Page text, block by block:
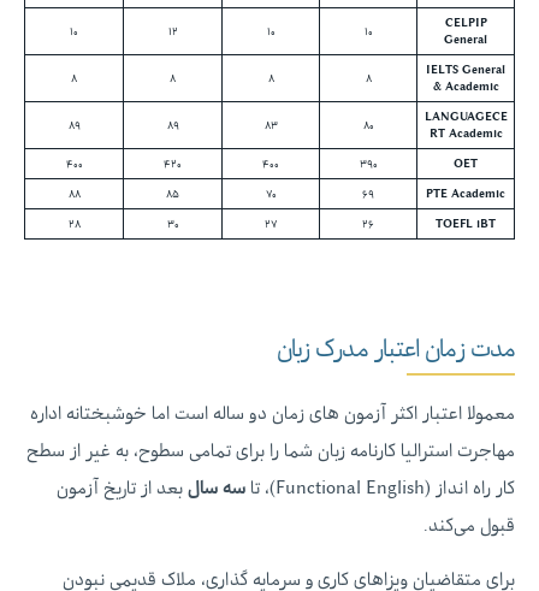
CELPIP
General
۱۰ ۱۰ ۱۲ ۱۰
IELTS General
& Academic
۸ ۸ ۸ ۸
LANGUAGECE
RT Academic
۸۰ ۸۳ ۸۹ ۸۹
OET ۳۹۰ ۴۰۰ ۴۲۰ ۴۰۰
PTE Academic ۶۹ ۷۰ ۸۵ ۸۸
TOEFL iBT ۲۶ ۲۷ ۳۰ ۲۸
مدت‌ زمان اعتبار مدرک زبان
معمولا اعتبار اکثر آزمون های زمان دو ساله است اما خوشبختانه اداره
مهاجرت استرالیا کارنامه زبان شما را برای تمامی سطوح، به غیر از سطح
کار راه انداز (Functional English)، تا
سه سال بعد از تاریخ آزمون
قبول می‌کند.
برای متقاضیان ویزاهای کاری و سرمایه گذاری، ملاک قدیمی نبودن